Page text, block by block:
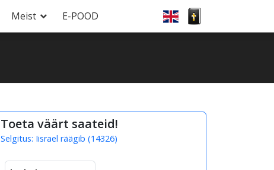
Meist E-POOD
Toeta väärt saateid!
Selgitus: Iisrael räägib (14326)